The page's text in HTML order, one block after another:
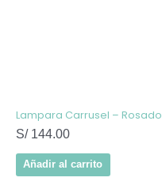
Lampara Carrusel – Rosado
S/144.00
Añadir al carrito